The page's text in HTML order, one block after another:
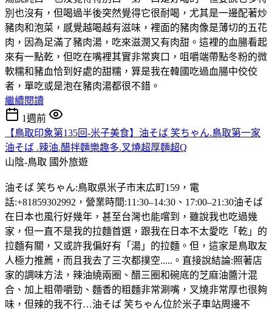
別也沒有，但喝過半後突然覺得它很耐喝，尤其是一邊配著炒
豬肉和泡菜，感覺越喝越有滋味，裡面的豬肉像是薄切的五花
肉，因為足滿了豬肉湯，吃來滋潤又有肉甜。這裡的血腸看起
來有一點乾，但吃在嘴裡其實非常爽口，咀嚼端帶點冬粉的微
軟糯和豬血恰到好處的甜糯，算是我在韓國吃過血腸中佼佼
者，單吃或是泡在豬肉湯都很不錯。
繼續閱讀
1週前
【鳥取印象第135回-米子美食】油そば 笑ちゃん.鳥取第一家
油そば .辣油.醋拌麵樂趣多.叉燒超厚麵超Q
山陰-鳥取 國外旅遊
油そば 笑ちゃん:鳥取県米子市末広町159，電
話:+81859302992，營業時間:11:30–14:30、17:00–21:30油そば
在日本也風行好幾年，甚至台灣也能嚐到，雖說我也吃過幾
家，但一直不是我的拉麵首選，跟我在日本不太愛吃「乾」的
拉麵有關，又或許我偏好有「湯」的拉麵。但，這家是鳥取友
人極力推薦，而且我去了三次都撲空.....。直接說結論:照著店
家的調味方法，辣油繞兩圈、醋三圈和碗底的芝麻油醬汁混
合、加上粗帶嚼勁、麵香的粗麵非常涮嘴，叉燒非常厚也很夠
味，但辣的我不行…油そば 笑ちゃん位於米子車站周邊不